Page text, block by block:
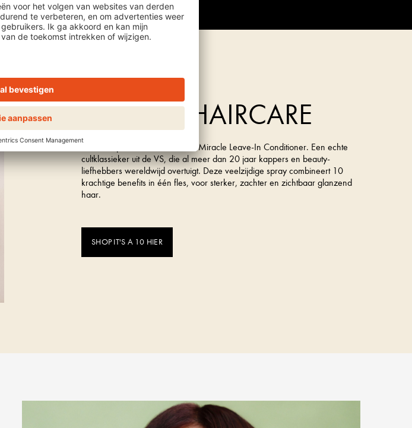
Ontdek het cultmerk uit de VS
IT'S A 10 HAIRCARE
Het hero product is de It’s a 10 Miracle Leave-In Conditioner. Een echte
cultklassieker uit de VS, die al meer dan 20 jaar kappers en beauty-
liefhebbers wereldwijd overtuigt. Deze veelzijdige spray combineert 10
krachtige benefits in één fles, voor sterker, zachter en zichtbaar glanzend
haar.
SHOP IT'S A 10 HIER